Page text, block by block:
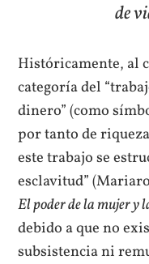
de
Históricamente, al
categoría del
dinero” (como
por tanto de
este trabajo se
esclavitud”
El poder de la mujer y
debido a que no
subsistencia ni